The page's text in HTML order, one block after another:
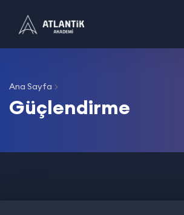
Ana Sayfa
Güçlendirme